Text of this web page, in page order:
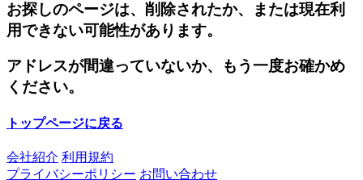
お探しのページは、削除されたか、または現在利
用できない可能性があります。
アドレスが間違っていないか、もう一度お確かめ
ください。
トップページに戻る
会社紹介 利用規約
プライバシーポリシー お問い合わせ